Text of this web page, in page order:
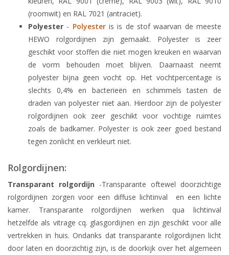
(roomwit) en RAL 7021 (antraciet).
Polyester - Polyesteris is de stof waarvan de meeste
HEWO rolgordijnen zijn gemaakt. Polyester is zeer
geschikt voor stoffen die niet mogen kreuken en waarvan
de vorm behouden moet blijven. Daarnaast neemt
polyester bijna geen vocht op. Het vochtpercentage is
slechts 0,4% en bacterieën en schimmels tasten de
draden van polyester niet aan. Hierdoor zijn de polyester
rolgordijnen ook zeer geschikt voor vochtige ruimtes
zoals de badkamer. Polyester is ook zeer goed bestand
tegen zonlicht en verkleurt niet.
Rolgordijnen:
Transparant rolgordijn -Transparante oftewel doorzichtige
rolgordijnen zorgen voor een diffuse lichtinval en een lichte
kamer. Transparante rolgordijnen werken qua lichtinval
hetzelfde als vitrage cq. glasgordijnen en zijn geschikt voor alle
vertrekken in huis. Ondanks dat transparante rolgordijnen licht
door laten en doorzichtig zijn, is de doorkijk over het algemeen